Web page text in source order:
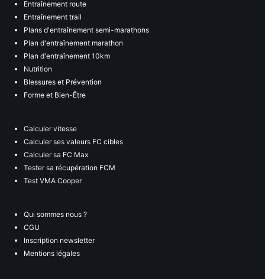
Entraînement route
Entraînement trail
Plans d'entraînement semi-marathons
Plan d'entraînement marathon
Plan d'entraînement 10km
Nutrition
Blessures et Prévention
Forme et Bien-Être
Calculer vitesse
Calculer ses valeurs FC cibles
Calculer sa FC Max
Tester sa récupération FCM
Test VMA Cooper
Qui sommes nous ?
CGU
Inscription newsletter
Mentions légales